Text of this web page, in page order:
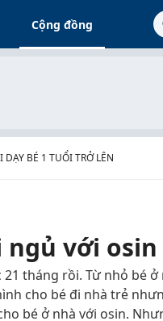
Cộng đồng
DẠY BÉ 1 TUỔI TRỞ LÊN
ngủ với osin
tháng rồi. Từ nhỏ bé
cho bé đi nhà trẻ
bé ở nhà với osin.